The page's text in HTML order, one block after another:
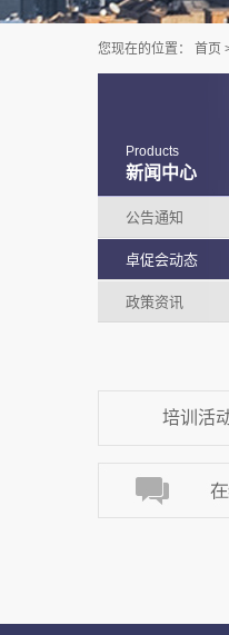
新闻中心
Products
公告通知
卓促会动态
政策资讯
培训活
您现在的位置： 首页